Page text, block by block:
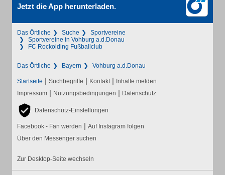
Jetzt die App herunterladen.
Das Örtliche Suche
Sportvereine
Sportvereine in Vohburg a.d.Donau
FC Rockolding Fußballclub
Das Örtliche Bayern Vohburg a.d.Donau
Startseite | Suchbegriffe | Kontakt | Inhalte melden
Impressum | Nutzungsbedingungen | Datenschutz
Datenschutz-Einstellungen
Facebook - Fan werden | Auf Instagram folgen
Über den Messenger suchen
Zur Desktop-Seite wechseln